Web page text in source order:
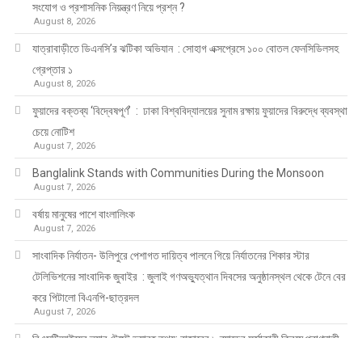
সংযোগ ও প্রশাসনিক নিয়ন্ত্রণ নিয়ে প্রশ্ন ?
August 8, 2026
যাত্রাবাড়ীতে ডিএনসি’র ঝটিকা অভিযান : সোহাগ এক্সপ্রেসে ১০০ বোতল ফেনসিডিলসহ
গ্রেপ্তার ১
August 8, 2026
ফুয়াদের বক্তব্য ‘বিদ্বেষপূর্ণ’ : ঢাকা বিশ্ববিদ্যালয়ের সুনাম রক্ষায় ফুয়াদের বিরুদ্ধে ব্যবস্থা
চেয়ে নোটিশ
August 7, 2026
Banglalink Stands with Communities During the Monsoon
August 7, 2026
বর্ষায় মানুষের পাশে বাংলালিংক
August 7, 2026
সাংবাদিক নির্যাতন- উলিপুরে পেশাগত দায়িত্ব পালনে গিয়ে নির্যাতনের শিকার স্টার
টেলিভিশনের সাংবাদিক জুবাইর : জুলাই গণঅভ্যুত্থান দিবসের অনুষ্ঠানস্থল থেকে টেনে বের
করে পিটালো বিএনপি-ছাত্রদল
August 7, 2026